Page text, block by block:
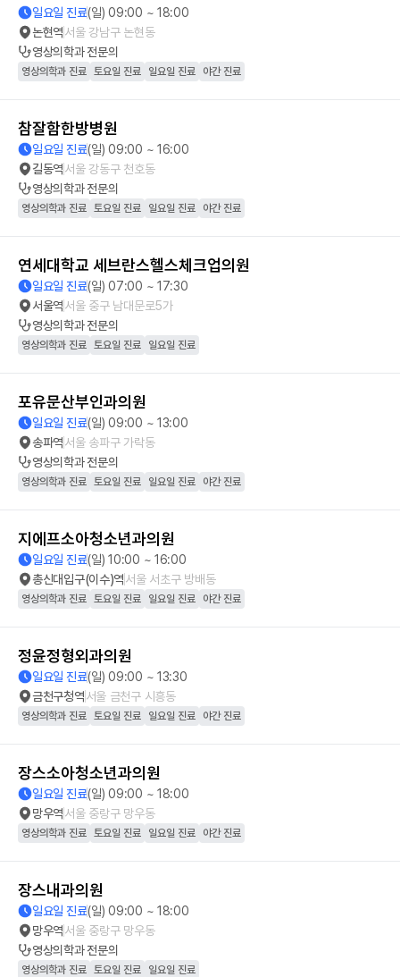
일요일 진료(일) 09:00 ~ 18:00
논현역서울 강남구 논현동
영상의학과전문의
영상의학과 진료 토요일 진료 일요일 진료 야간 진료
참잘함한방병원
일요일 진료(일) 09:00 ~ 16:00
길동역서울 강동구 천호동
영상의학과전문의
영상의학과 진료 토요일 진료 일요일 진료 야간 진료
연세대학교 세브란스헬스체크업의원
일요일 진료(일) 07:00 ~ 17:30
서울역서울 중구 남대문로5가
영상의학과전문의
영상의학과 진료 토요일 진료 일요일 진료
포유문산부인과의원
일요일 진료(일) 09:00 ~ 13:00
송파역서울 송파구 가락동
영상의학과전문의
영상의학과 진료 토요일 진료 일요일 진료 야간 진료
지에프소아청소년과의원
일요일 진료(일) 10:00 ~ 16:00
총신대입구(이수)역서울 서초구 방배동
영상의학과 진료 토요일 진료 일요일 진료 야간 진료
정윤정형외과의원
일요일 진료(일) 09:00 ~ 13:30
금천구청역서울 금천구 시흥동
영상의학과 진료 토요일 진료 일요일 진료 야간 진료
장스소아청소년과의원
일요일 진료(일) 09:00 ~ 18:00
망우역서울 중랑구 망우동
영상의학과 진료 토요일 진료 일요일 진료 야간 진료
장스내과의원
일요일 진료(일) 09:00 ~ 18:00
망우역서울 중랑구 망우동
영상의학과전문의
영상의학과 진료 토요일 진료 일요일 진료